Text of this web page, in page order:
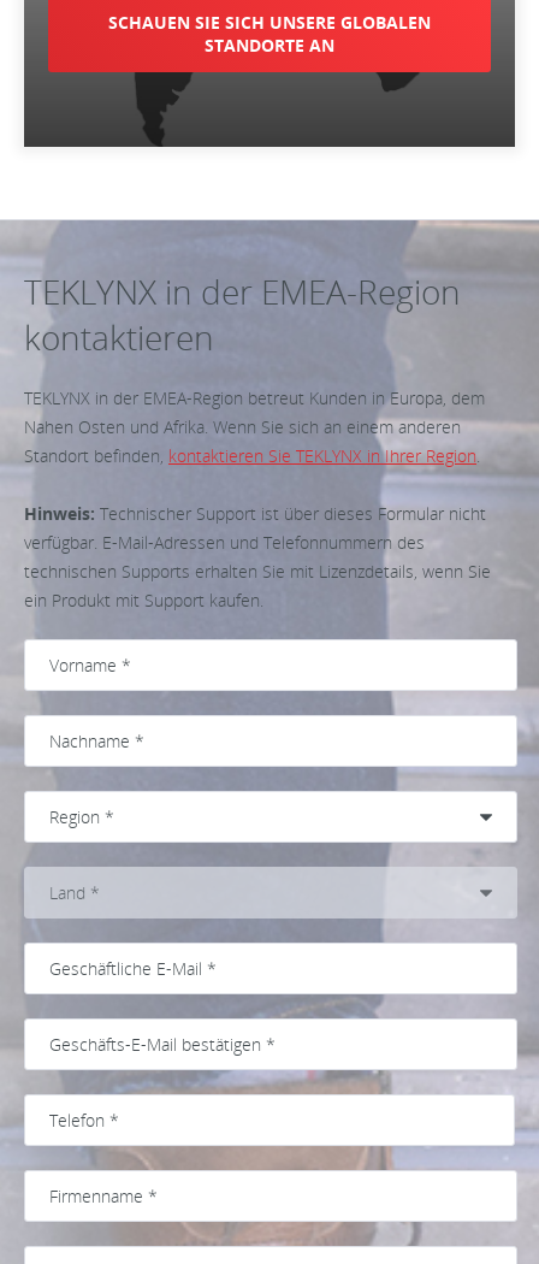
SCHAUEN SIE SICH UNSERE GLOBALEN
STANDORTE AN
TEKLYNX in der EMEA-Region
kontaktieren
TEKLYNX in der EMEA-Region betreut Kunden in Europa, dem
Nahen Osten und Afrika. Wenn Sie sich an einem anderen
Standort befinden, kontaktieren Sie TEKLYNX in Ihrer Region.
Hinweis: Technischer Support ist über dieses Formular nicht
verfügbar. E-Mail-Adressen und Telefonnummern des
technischen Supports erhalten Sie mit Lizenzdetails, wenn Sie
ein Produkt mit Support kaufen.